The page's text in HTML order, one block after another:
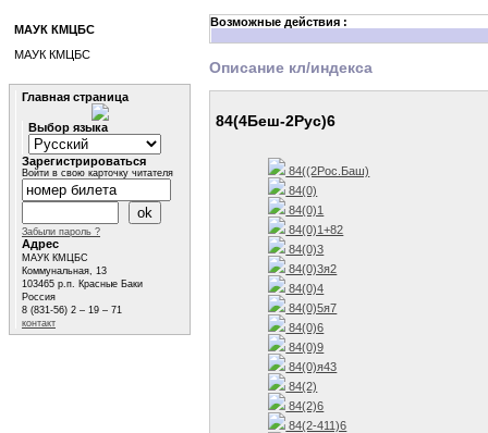
Возможные действия :
Описание кл/индекса
84(4Беш-2Рус)6
84((2Рос.Баш)
84(0)
84(0)1
84(0)1+82
84(0)3
84(0)3я2
84(0)4
84(0)5я7
84(0)6
84(0)9
84(0)я43
84(2)
84(2)6
84(2-411)6
МАУК КМЦБС
МАУК КМЦБС
Главная страница
Выбор языка
Зарегистрироваться
Войти в свою карточку читателя
Забыли пароль ?
Адрес
МАУК КМЦБС
Коммунальная, 13
103465 р.п. Красные Баки
Россия
8 (831-56) 2 – 19 – 71
контакт